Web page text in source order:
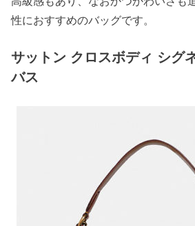
性におすすめのバッグです。
サットン クロスボディ シグ
バス